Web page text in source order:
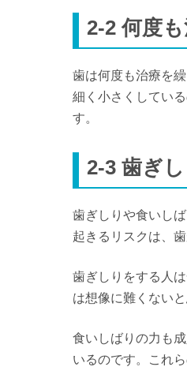
2-2 何度
歯は何度も治療を
細く小さくしてい
す。
2-3 歯ぎ
歯ぎしりや食いし
起きるリスクは、
歯ぎしりをする人
は想像に難くないと
食いしばりの力も
いるのです。これ